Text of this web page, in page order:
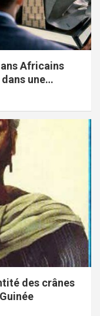
Africains
une
2026)
des crânes